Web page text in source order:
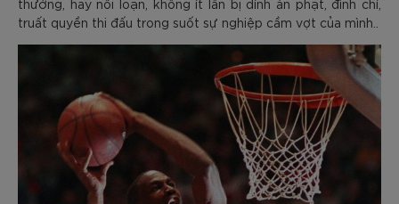
thường, hay nổi loạn, không ít lần bị dính án phạt, đình chỉ,
truất quyền thi đấu trong suốt sự nghiệp cầm vợt của mình..